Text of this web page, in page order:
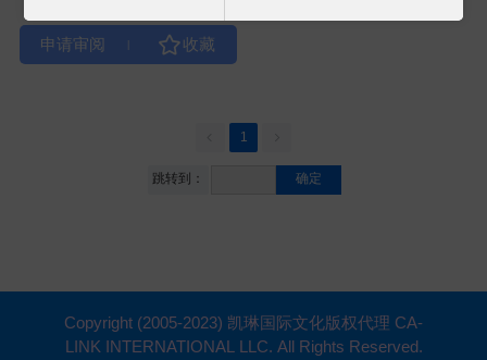
1
跳转到： 确定
Copyright (2005-2023) 凯琳国际文化版权代理 CA-
LINK INTERNATIONAL LLC. All Rights Reserved.